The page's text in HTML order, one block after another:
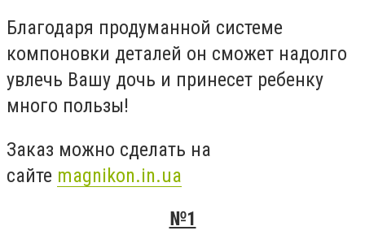
Благодаря продуманной системе
компоновки деталей он сможет надолго
увлечь Вашу дочь и принесет ребенку
много пользы!
Заказ можно сделать на
сайте magnikon.in.ua
№1